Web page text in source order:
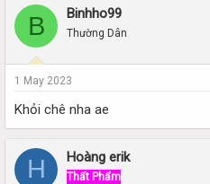
B Binhho99
Thường Dân
1 May 2023
Khỏi chê nha ae
H Hoàng erik
Thất Phẩm